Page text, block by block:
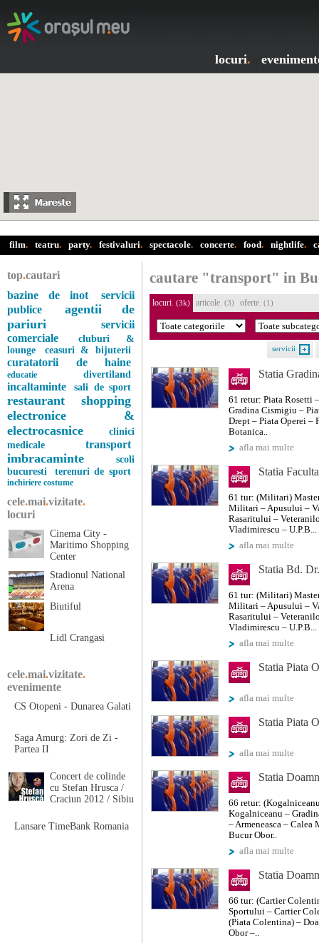
locuri.
film. teatru. party. festivaluri. spectacole. concerte. food. nightlife.
top.cautari
bazine de inot
servicii
publice
agentii de
pariuri
servicii
comerciale
cluburi &
lounge
ceasuri & bijuterii
curatatorii de haine
educatie divertiland
incaltaminte sali de sport
restaurant
shopping
electronice &
electrocasnice
clinici
medicale
transport
imbracaminte
scoli
bucuresti
terenuri de sport
inchiriere costume
cele.mai.vizitate.
locuri
Cinema City -
Maritimo Shopping
Center
Stadionul National
Arena
Biutiful
Lidl Crangasi
cele.mai.vizitate.
evenimente
CS Otopeni - Dunarea Galati
Saga Amurg: Zori de Zi -
Partea II
Concert de colinde
cu Stefan Hrusca /
Craciun 2012 / Sibiu
Lansare TimeBank Romania
cautare "transport" in
locuri. (3k) articole. (3) oferte. (1)
servicii
Statia
61 retur: Piata Rosetti
Gradina Cismigiu –
Drept – Piata Operei –
Botanica..
afla mai multe
Statia
61 tur: (Militari)
Militari – Apusului –
Rasaritului –
Vladimirescu – U.P.B...
afla mai multe
Statia Bd.
61 tur: (Militari)
Militari – Apusului –
Rasaritului –
Vladimirescu – U.P.B...
afla mai multe
Statia Piata
afla mai multe
Statia Piata
afla mai multe
Statia
66 retur:
Kogalniceanu –
– Armeneasca –
Bucur Obor..
afla mai multe
Statia
66 tur: (Cartier
Sportului – Cartier
(Piata Colentina) –
Obor –..